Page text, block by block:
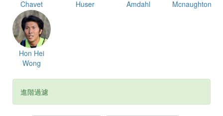
Chavet
Huser
Amdahl
Mcnaughton
Hon Hei
Wong
進階過濾